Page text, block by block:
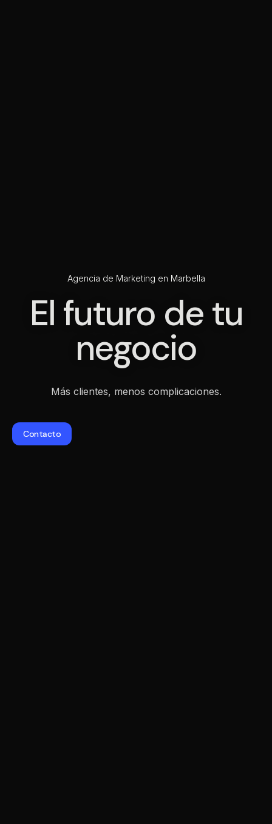
Agencia de Marketing en Marbella
El futuro de tu
negocio
Más clientes, menos complicaciones.
Contacto